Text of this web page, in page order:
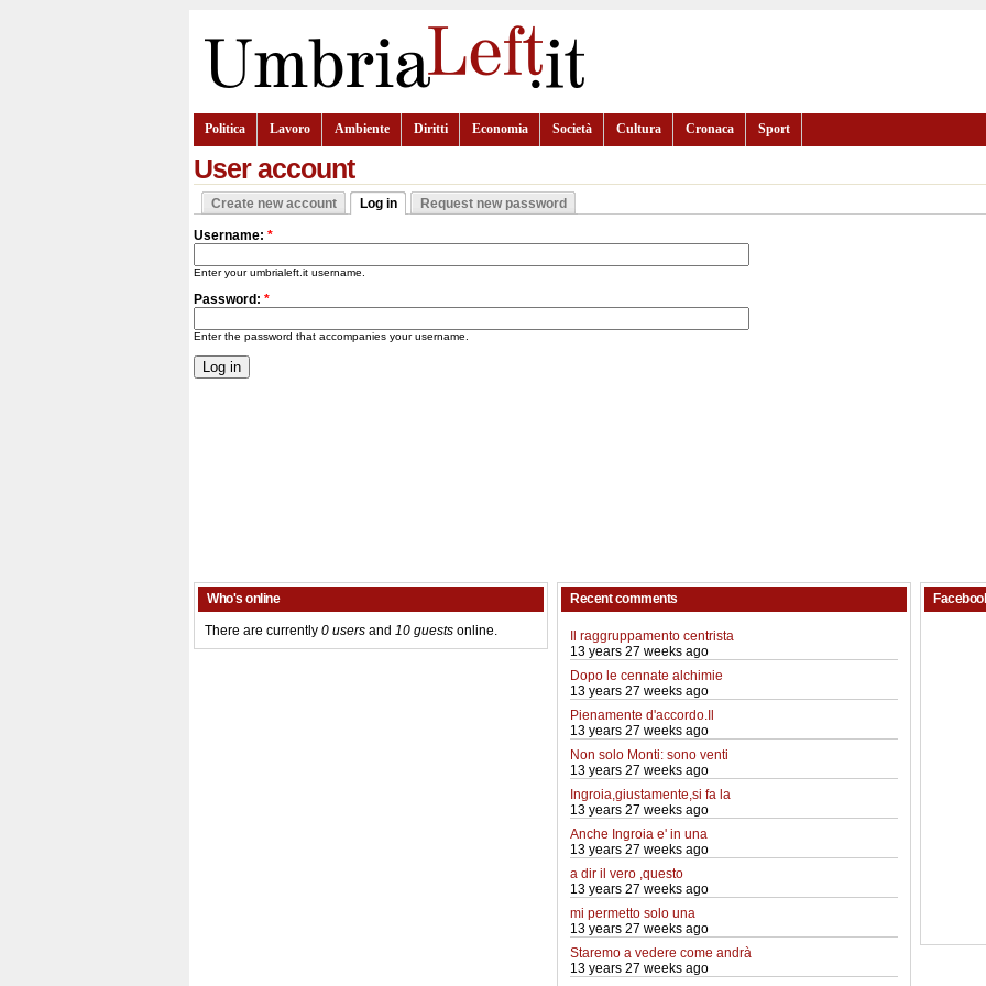
Politica Lavoro Ambiente Diritti Economia Società Cultura Cronaca Sport
User account
Create new account Log in Request new password
Username: *
Enter your umbrialeft.it username.
Password: *
Enter the password that accompanies your username.
Who's online
There are currently 0 users and 10 guests online.
Recent comments
Il raggruppamento centrista
13 years 27 weeks ago
Dopo le cennate alchimie
13 years 27 weeks ago
Pienamente d'accordo.Il
13 years 27 weeks ago
Non solo Monti: sono venti
13 years 27 weeks ago
Ingroia,giustamente,si fa la
13 years 27 weeks ago
Anche Ingroia e' in una
13 years 27 weeks ago
a dir il vero ,questo
13 years 27 weeks ago
mi permetto solo una
13 years 27 weeks ago
Staremo a vedere come andrà
13 years 27 weeks ago